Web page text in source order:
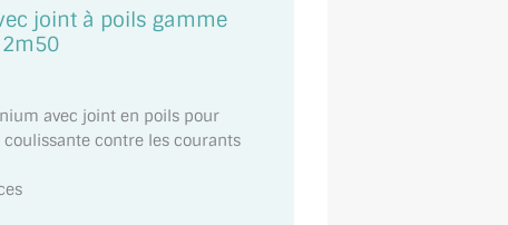
joint à poils gamme
avec joint en poils pour
contre les courants